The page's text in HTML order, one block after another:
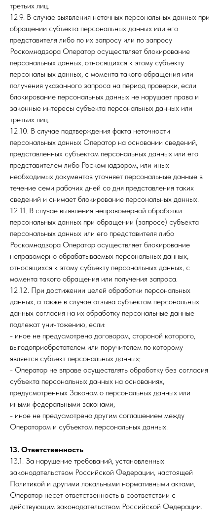
третьих лиц.
12.9. В случае выявления неточных персональных данных при
обращении субъекта персональных данных или его
представителя либо по их запросу или по запросу
Роскомнадзора Оператор осуществляет блокирование
персональных данных, относящихся к этому субъекту
персональных данных, с момента такого обращения или
получения указанного запроса на период проверки, если
блокирование персональных данных не нарушает права и
законные интересы субъекта персональных данных или
третьих лиц.
12.10. В случае подтверждения факта неточности
персональных данных Оператор на основании сведений,
представленных субъектом персональных данных или его
представителем либо Роскомнадзором, или иных
необходимых документов уточняет персональные данные в
течение семи рабочих дней со дня представления таких
сведений и снимает блокирование персональных данных.
12.11. В случае выявления неправомерной обработки
персональных данных при обращении (запросе) субъекта
персональных данных или его представителя либо
Роскомнадзора Оператор осуществляет блокирование
неправомерно обрабатываемых персональных данных,
относящихся к этому субъекту персональных данных, с
момента такого обращения или получения запроса.
12.12. При достижении целей обработки персональных
данных, а также в случае отзыва субъектом персональных
данных согласия на их обработку персональные данные
подлежат уничтожению, если:
- иное не предусмотрено договором, стороной которого,
выгодоприобретателем или поручителем по которому
является субъект персональных данных;
- Оператор не вправе осуществлять обработку без согласия
субъекта персональных данных на основаниях,
предусмотренных Законом о персональных данных или
иными федеральными законами;
- иное не предусмотрено другим соглашением между
Оператором и субъектом персональных данных.
13. Ответственность
13.1. За нарушение требований, установленных
законодательством Российской Федерации, настоящей
Политикой и другими локальными нормативными актами,
Оператор несет ответственность в соответствии с
действующим законодательством Российской Федерации.